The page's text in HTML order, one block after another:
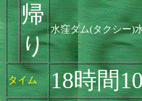
帰
り
水窪ダム(タクシー)
タイム 18時間